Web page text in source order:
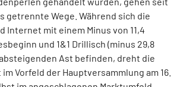
getrennte Wege. Während sich die
Internet mit einem Minus von 11,4
und 1&1 Drillisch (minus 29,8
Ast befinden, dreht die
Vorfeld der Hauptversammlung am 16.